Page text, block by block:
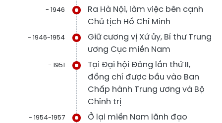
- 1946
Ra Hà Nội, làm việc bên cạnh
Chủ tịch Hồ Chí Minh
- 1946-1954
Giữ cương vị Xứ ủy, Bí thư Trung
ương Cục miền Nam
- 1951
Tại Đại hội Đảng lần thứ II,
đồng chí được bầu vào Ban
Chấp hành Trung ương và Bộ
Chính trị
- 1954-1957
Ở lại miền Nam lãnh đạo